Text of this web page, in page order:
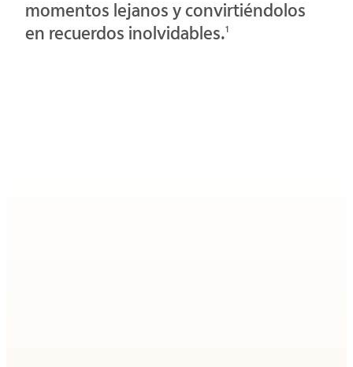
momentos lejanos y convirtiéndolos
en recuerdos inolvidables.1